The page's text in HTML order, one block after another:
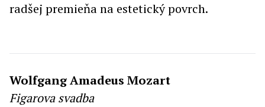
radšej premieňa na estetický povrch.
Wolfgang Amadeus Mozart
Figarova svadba